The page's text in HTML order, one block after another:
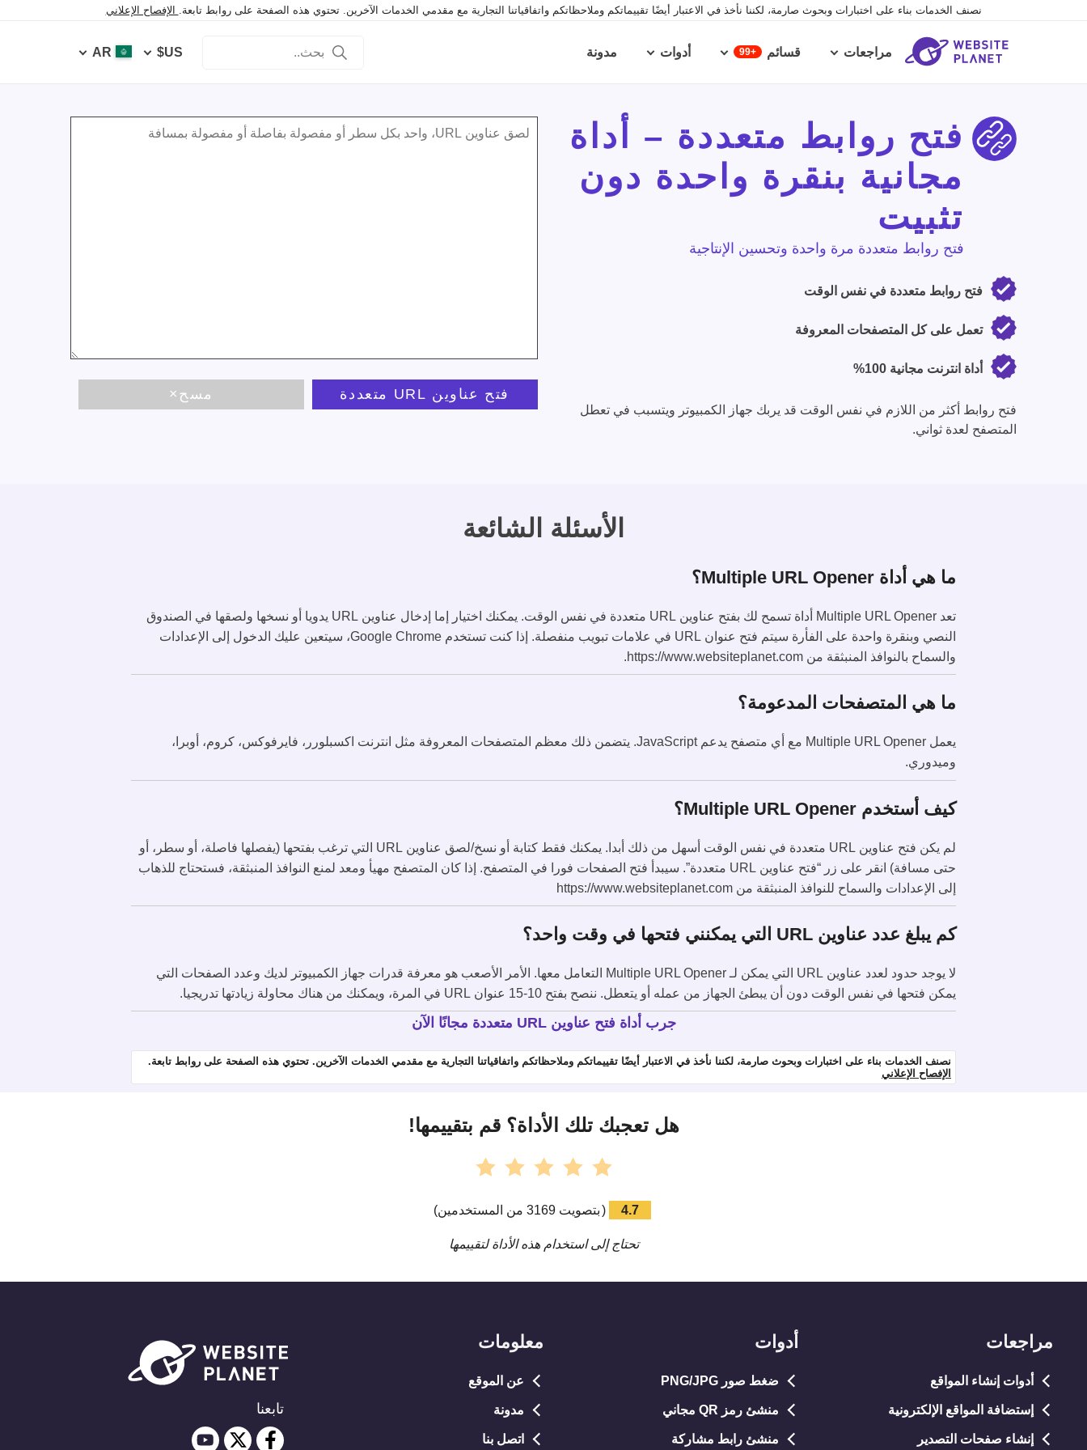
نصنف الخدمات بناء على اختبارات وبحوث صارمة، لكننا نأخذ في الاعتبار أيضًا تقييماتكم وملاحظاتكم واتفاقياتنا التجارية مع مقدمي الخدمات الآخرين. تحتوي هذه الصفحة على روابط تابعة. الإفصاح الإعلاني
مراجعات قسائم 99+ أدوات مدونة US$
AR
فتح روابط متعددة – أداة
مجانية بنقرة واحدة دون
تثبيت
فتح روابط متعددة مرة واحدة وتحسين الإنتاجية
فتح روابط متعددة في نفس الوقت
تعمل على كل المتصفحات المعروفة
أداة انترنت مجانية 100%
فتح روابط أكثر من اللازم في نفس الوقت قد يربك جهاز الكمبيوتر ويتسبب في تعطل
المتصفح لعدة ثواني.
لصق عناوين URL، واحد بكل سطر أو مفصولة بفاصلة أو مفصولة بمسافة
فتح عناوين URL متعددة مسح×
الأسئلة الشائعة
ما هي أداة Multiple URL Opener؟
تعد Multiple URL Opener أداة تسمح لك بفتح عناوين URL متعددة في نفس الوقت. يمكنك اختيار إما إدخال عناوين URL يدويا أو نسخها ولصقها في الصندوق
النصي وبنقرة واحدة على الفأرة سيتم فتح عنوان URL في علامات تبويب منفصلة. إذا كنت تستخدم Google Chrome، سيتعين عليك الدخول إلى الإعدادات
والسماح بالنوافذ المنبثقة من https://www.websiteplanet.com.
ما هي المتصفحات المدعومة؟
يعمل Multiple URL Opener مع أي متصفح يدعم JavaScript. يتضمن ذلك معظم المتصفحات المعروفة مثل انترنت اكسبلورر، فايرفوكس، كروم، أوبرا،
وميدوري.
كيف أستخدم Multiple URL Opener؟
لم يكن فتح عناوين URL متعددة في نفس الوقت أسهل من ذلك أبدا. يمكنك فقط كتابة أو نسخ/لصق عناوين URL التي ترغب بفتحها (يفصلها فاصلة، أو سطر، أو
حتى مسافة) انقر على زر “فتح عناوين URL متعددة”. سيبدأ فتح الصفحات فورا في المتصفح. إذا كان المتصفح مهيأ ومعد لمنع النوافذ المنبثقة، فستحتاج للذهاب
إلى الإعدادات والسماح للنوافذ المنبثقة من https://www.websiteplanet.com
كم يبلغ عدد عناوين URL التي يمكنني فتحها في وقت واحد؟
لا يوجد حدود لعدد عناوين URL التي يمكن لـ Multiple URL Opener التعامل معها. الأمر الأصعب هو معرفة قدرات جهاز الكمبيوتر لديك وعدد الصفحات التي
يمكن فتحها في نفس الوقت دون أن يبطئ الجهاز من عمله أو يتعطل. ننصح بفتح 10-15 عنوان URL في المرة، ويمكنك من هناك محاولة زيادتها تدريجيا.
جرب أداة فتح عناوين URL متعددة مجانًا الآن
نصنف الخدمات بناء على اختبارات وبحوث صارمة، لكننا نأخذ في الاعتبار أيضًا تقييماتكم وملاحظاتكم واتفاقياتنا التجارية مع مقدمي الخدمات الآخرين. تحتوي هذه الصفحة على روابط تابعة.
الإفصاح الإعلاني
هل تعجبك تلك الأداة؟ قم بتقييمها!
4.7
(بتصويت 3169 من المستخدمين)
تحتاج إلى استخدام هذه الأداة لتقييمها
مراجعات
أدوات إنشاء المواقع
إستضافة المواقع الإلكترونية
إنشاء صفحات التصدير
أدوات
ضغط صور PNG/JPG
منشئ رمز QR مجاني
منشئ رابط مشاركة
معلومات
عن الموقع
مدونة
اتصل بنا
تابعنا